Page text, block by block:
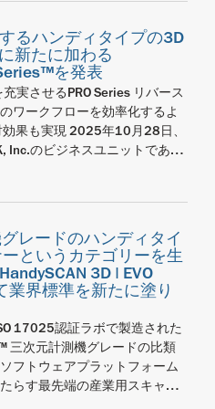
れにより、製造ワークフロー
と卓越した体験を創出しま
Inc. の事業部門です。
ドルを超える、多種多様な成長
業技術ソリューションを提供
ンパニーです。 faro.com
と卓越した体験を創出しま
Inc. の事業部門です。
ドルを超える、多種多様な成長
業技術ソリューションを提供
ンパニーです。 faro.com
お問い合わせ】 アメテック株
ーム事業部 リージョナルマー
真里 Tel:03-4572-2705 (部門
すべてのワークフローに広く
LLPと組み合わせるこ
え、人間工学的な改善を実
率的に実行しながら、ISO
くトレーサビリティを確保し
ー進化に
リースは、既存のFaroArmお
す。 画像処理レイヤーの最適
応プロセスの簡素化により、
定手法を維持しながら、既存ユ
の日常業務における効率性向
トは、生産現場や品質管理環
ビリティを備えた測定データ
ため、ポータブルメトロロジ
フォリオ全体にわたる用途主
CREAFORMの姿勢を反映し
について FARO CREAFORM
環境での報告書作成が可能で
のグローバル再販業者とし
ムに完全かつシームレスに統
質管理を簡素化できる統合ソ
ディタイプのメトロロジーグ
るのに理想的な立場にありま
ジースイート向け製品および
あるエリック・ロベルジュ
に付け加えています。「この
向上にひたすら取り組んでい
応えられる能力があるという
完する、ハイブリッドな検査
の3Dスキャナーから
することで、私たちは、
の取得段階を拡張し、測定デ
取得から分析までシームレス
のマイルストーンは、2社の
を強化し、顧客が望むソフト
3Dスキャンや検査の最新の進
う、顧客の優先事項に応じて
よびソフトウェアソリューシ
進捗の追跡や変更の記録、さ
、森林、そして景観のデジタ
、お客様が次のアクションの
します」と FARO INSIGHT お
ニット マネージャー、ディー
えます。 3D 測定およびリアリ
上にわたり業界を牽引してき
性を確保し、明確でタイムリ
ートナーから寄せられる期待
れた統合構造を導入します。
CREAFORM は、カナダのケ
州レイクメリーに本社を置
業部門と Creaform の革新的な
せによって誕生しました。
は、ポータブル測定アーム、
ィ キャプチャ テクノロジーの
業です。Creaform は 2002 年
ヶ所のサービスセンターと4
するCreaformは、ユーザーに
すべく、サービス拠点を拡大
定の計画を記載します。
コのサービスセンターで、
Series、およびMAX
スの提供を開始。 2026年
、BLACK Series、および
正サービスを世界のほぼすべ
大し、グローバル規模で展
の顧客に対し、現地での校正
Kitの提供を開始します。この
ーが現場で直接システム性能
たなアクセサリキットです。
合されたこのシンプルかつユー
り、ユーザーは以下を行えま
チェックが行える。 直観的
高生産性用3D計測セルは、あ
します。M2™は最大2 mの長
mまで、M4™は最大4 mの部
サイズや重さやスペースにも
方式を念頭に置いて設計され
将来に画一的なソリューショ
型の高生産性用3D計測セル
に適応します。M2™は最大2
、製品サイズや重さやスペー
ュール方式を念頭に置いて設
ンは、将来にわ経っても有効
成とオプション選択の豊富さ
新を未来においてもお使いい
保でき、常に進化に備えられ
距離を縮めるCUBE-Rは、スマ
グとハイフレームレートの全
この工業用3D計測セルは、限
きない汎用型ソリューション
場や要件にも対応できます。
リューションのグローバルリ
、石油・ガス、電力、航空宇
非破壊試験（NDT）プロセス
的ソフトウェアプラットフォ
発売を発表しました。新し
は、直観的で洗練されたイン
機械的損傷の点検プロセスに
マイズ性・迅速性・明瞭性を
のオーナーや設備保全の責任
意思決定を行えるようになり
チスクリーンを備えたEVO
オペレーターに対して、直観
す。これにより、その他の追
業務の効率化を実現します。
より、オペレーターは事前設
で効率的にスキャナー上で実
モビリティキットを使用して
、アクセスしづらい場所や環
ことなく対象物をより自由に
るハンディタイプの3D
新たに加わる
を発表
実させるPRO Series リバース
ワークフローを効率化するよ
年10月28日、
Inc.のビジネスユニットであ
定ソリューションのグローバ
ンアップとして、PRO Series
ドウェアとソフトウェアが完
ある新シリーズでは、スキャ
タ取得機能を活用でき、Scan-
ールの能力を活かして、デー
変換も最速で行え、リバース
発のワークフローを最適化で
はHandySCAN 3D製品を開発
ポジショニング3Dレーザース
ゆる業界で精度と汎用性、効
。そして今、Creaformはその
レードのハンディタイ
というカテゴリーを生
3D | EVO
界標準を新たに塗り
17025認証ラボで製造された
三次元計測機グレードの比類
フトウェアプラットフォーム
らす最先端の産業用スキャナ